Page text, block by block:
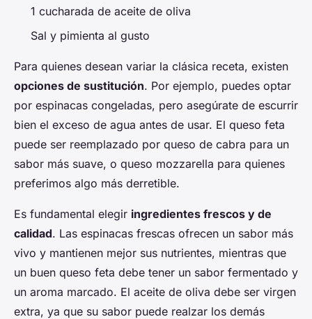
1 cucharada de aceite de oliva
Sal y pimienta al gusto
Para quienes desean variar la clásica receta, existen
opciones de sustitución. Por ejemplo, puedes optar
por espinacas congeladas, pero asegúrate de escurrir
bien el exceso de agua antes de usar. El queso feta
puede ser reemplazado por queso de cabra para un
sabor más suave, o queso mozzarella para quienes
preferimos algo más derretible.
Es fundamental elegir ingredientes frescos y de
calidad. Las espinacas frescas ofrecen un sabor más
vivo y mantienen mejor sus nutrientes, mientras que
un buen queso feta debe tener un sabor fermentado y
un aroma marcado. El aceite de oliva debe ser virgen
extra, ya que su sabor puede realzar los demás